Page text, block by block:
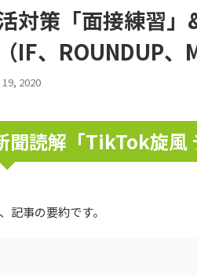
対策「面接練習」
IF、ROUNDUP、
2020
聞読解「TikTok旋風
記事の要約です。